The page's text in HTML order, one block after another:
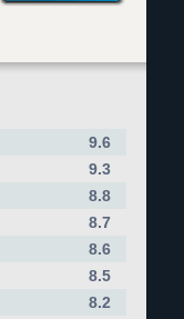
9.6
9.3
8.8
8.7
8.6
8.5
8.2